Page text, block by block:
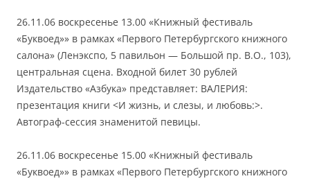
26.11.06 воскресенье 13.00 «Книжный фестиваль
«Буквоед»» в рамках «Первого Петербургского книжного
салона» (Ленэкспо, 5 павильон — Большой пр. В.О., 103),
центральная сцена. Входной билет 30 рублей
Издательство «Азбука» представляет: ВАЛЕРИЯ:
презентация книги <И жизнь, и слезы, и любовь:>.
Автограф-сессия знаменитой певицы.
26.11.06 воскресенье 15.00 «Книжный фестиваль
«Буквоед»» в рамках «Первого Петербургского книжного